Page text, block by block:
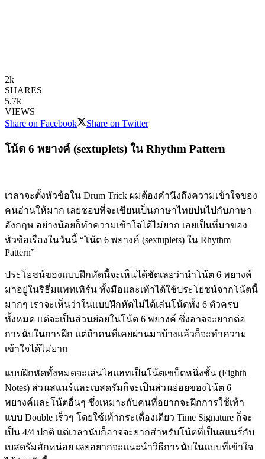
2k
SHARES
5.7k
VIEWS
Share on Facebook
Share on Twitter
โน้ต 6 พยางค์ (sextuplets) ใน Rhythm Pattern
เวลาจะตั้งหัวข้อใน Drum Trick ผมต้องคำนึงถึงความเข้าใจของ
คนอ่านให้มาก เลยชอบที่จะเขียนเป็นภาษาไทยปนไปกับภาษา
อังกฤษ อย่างน้อยก็ทำความเข้าใจได้ไม่ยาก เลยเป็นที่มาของ
หัวข้อเรื่องในวันนี้ “โน้ต 6 พยางค์ (sextuplets) ใน Rhythm
Pattern”
ประโยชน์ของแบบฝึกหัดนี้จะเห็นได้ชัดเลยว่านำโน้ต 6 พยางค์
มาอยู่ในริธึ่มแพทเทิร์น ทั้งมือและเท้าได้ใช้ประโยชน์จากโน้ตนี้
มากๆ เราจะเห็นว่าในแบบฝึกหัดไม่ได้เล่นโน้ตทั้ง 6 ตัวครบ
ทั้งหมด แต่จะเป็นส่วนย่อยในโน้ต 6 พยางค์ ซึ่งอาจจะยากต่อ
การนับในการฝึก แต่ถ้าคนที่เคยผ่านมาบ้างแล้วก็จะทำความ
เข้าใจได้ไม่ยาก
แบบฝึกหัดทั้งหมดจะเล่นไฮแฮทเป็นโน้ตเขบ็ตหนึ่งชั้น (Eighth
Notes) ส่วนสแนร์และเบสดรัมก็จะเป็นส่วนย่อยของโน้ต 6
พยางค์และโน้ตอื่นๆ ซึ่งเหมาะกับคนที่อยากจะฝึกการใช้เท้า
แบบ Double เร็วๆ โดยใช้เท้ากระเดื่องเดียว Time Signature ก็จะ
เป็น 4/4 ปกติ แต่เวลานับก็อาจจะยากสำหรับโน้ตที่เป็นสแนร์กับ
เบสดรัมสักหน่อย เลยอยากจะแนะนำวิธีการนับในแบบที่เข้าใจ